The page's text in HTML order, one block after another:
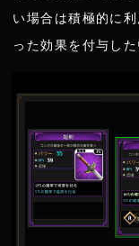
い場合は積極的に
った効果を付与した